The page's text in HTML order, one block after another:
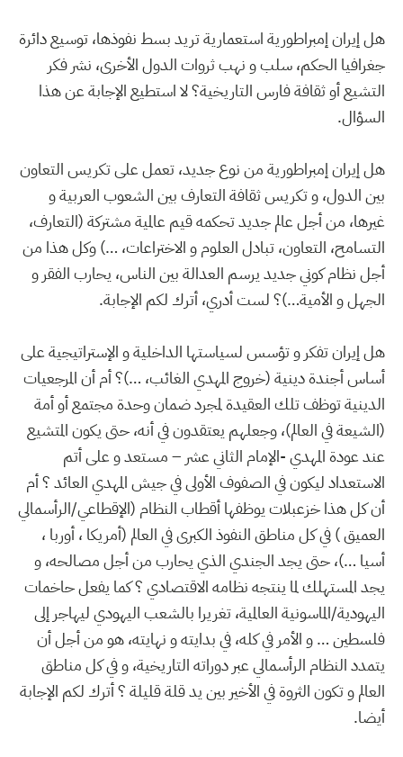
هل إيران إمبراطورية استعمارية تريد بسط نفوذها، توسيع دائرة
جغرافيا الحكم، سلب و نهب ثروات الدول الأخرى، نشر فكر
التشيع أو ثقافة فارس التاريخية؟ لا استطيع الإجابة عن هذا
السؤال.
هل إيران إمبراطورية من نوع جديد، تعمل على تكريس التعاون
بين الدول، و تكريس ثقافة التعارف بين الشعوب العربية و
غيرها، من أجل عالم جديد تحكمه قيم عالمية مشتركة (التعارف،
التسامح، التعاون، تبادل العلوم و الاختراعات، …) وكل هذا من
أجل نظام كوني جديد يرسم العدالة بين الناس، يحارب الفقر و
الجهل و الأمية…)؟ لست أدري، أترك لكم الإجابة.
هل إيران تفكر و تؤسس لسياستها الداخلية و الإستراتيجية على
أساس أجندة دينية (خروج المهدي الغائب، …)؟ أم أن المرجعيات
الدينية توظف تلك العقيدة لمجرد ضمان وحدة مجتمع أو أمة
(الشيعة في العالم)، وجعلهم يعتقدون في أنه، حتى يكون المتشيع
عند عودة المهدي -الإمام الثاني عشر – مستعد و على أتم
الاستعداد ليكون في الصفوف الأولى في جيش المهدي العائد ؟ أم
أن كل هذا خزعبلات يوظفها أقطاب النظام (الإقطاعي/الرأسمالي
العميق ) في كل مناطق النفوذ الكبرى في العالم (أمريكا ، أوربا ،
أسيا …)، حتى يجد الجندي الذي يحارب من أجل مصالحه، و
يجد المستهلك لما ينتجه نظامه الاقتصادي ؟ كما يفعل حاخمات
اليهودية/الماسونية العالمية، تغريرا بالشعب اليهودي ليهاجر إلى
فلسطين … و الأمر في كله، في بدايته و نهايته، هو من أجل أن
يتمدد النظام الرأسمالي عبر دوراته التاريخية، و في كل مناطق
العالم و تكون الثروة في الأخير بين يد قلة قليلة ؟ أترك لكم الإجابة
أيضا.